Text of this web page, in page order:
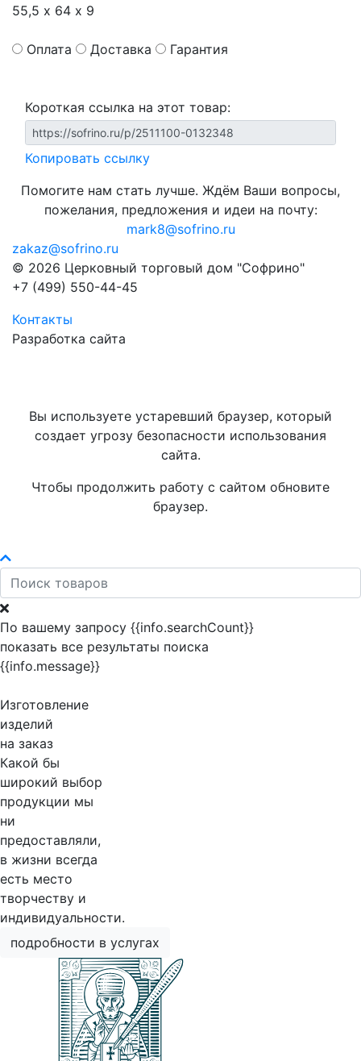
55,5 х 64 х 9
Оплата Доставка Гарантия
Короткая ссылка на этот товар:
Копировать ссылку
Помогите нам стать лучше. Ждём Ваши вопросы,
пожелания, предложения и идеи на почту:
mark8@sofrino.ru
zakaz@sofrino.ru
© 2026 Церковный торговый дом "Софрино"
+7 (499) 550-44-45
Контакты
Разработка сайта
Вы используете устаревший браузер, который
создает угрозу безопасности использования
сайта.
Чтобы продолжить работу с сайтом обновите
браузер.
По вашему запросу {{info.searchCount}}
показать все результаты поиска
{{info.message}}
Изготовление
изделий
на заказ
Какой бы
широкий выбор
продукции мы
ни
предоставляли,
в жизни всегда
есть место
творчеству и
индивидуальности.
подробности в услугах